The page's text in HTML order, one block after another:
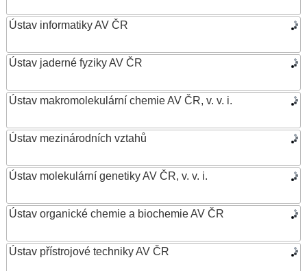
Ústav informatiky AV ČR
Ústav jaderné fyziky AV ČR
Ústav makromolekulární chemie AV ČR, v. v. i.
Ústav mezinárodních vztahů
Ústav molekulární genetiky AV ČR, v. v. i.
Ústav organické chemie a biochemie AV ČR
Ústav přístrojové techniky AV ČR